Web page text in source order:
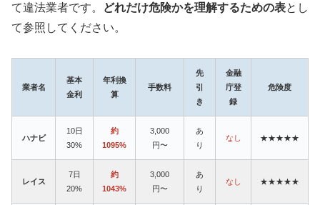
て違法業者です。
どれだけ危険かを理解するための表とし
て参照してください。
業者名
基本
金利
年利換
算
手数料
先
引
き
金融
庁登
録
危険度
ハナビ
10日
30%
約
1095%
3,000
円〜
あ
り
なし ★★★★★
レイス
7日
20%
約
1043%
3,000
円〜
あ
り
なし ★★★★★